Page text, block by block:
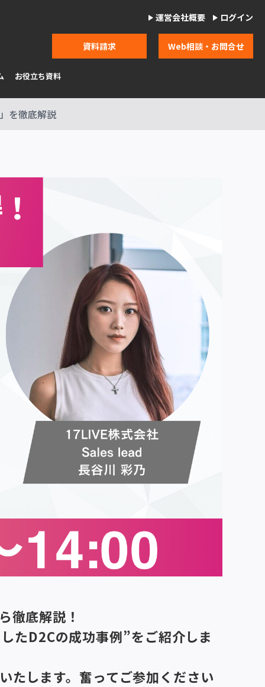
運営会社概要 ログイン
資料請求 Web相談・お問合せ
お役立ち資料
を徹底解説
徹底解説！
たD2Cの成功事例”をご紹介しま
たします。奮ってご参加ください